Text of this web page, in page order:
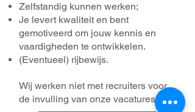
Zelfstandig kunnen werken;
Je levert kwaliteit en bent
gemotiveerd om jouw kennis en
vaardigheden te ontwikkelen.
(Eventueel) rijbewijs.
Wij werken niet met recruiters voor
de invulling van onze vacatures.